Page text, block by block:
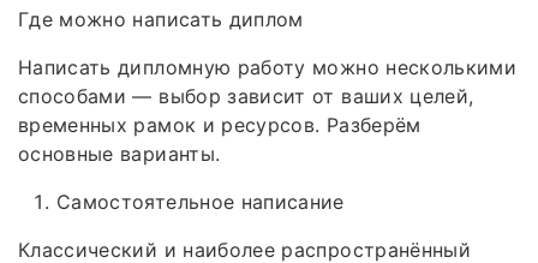
Где можно написать диплом
Написать дипломную работу можно несколькими
способами — выбор зависит от ваших целей,
временных рамок и ресурсов. Разберём
основные варианты.
Самостоятельное написание
Классический и наиболее распространённый